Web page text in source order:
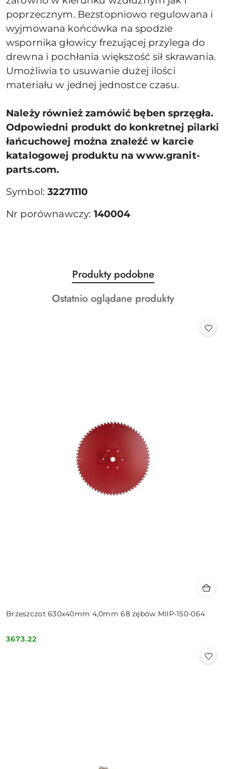
poprzecznym. Bezstopniowo regulowana i
wyjmowana końcówka na spodzie
wspornika głowicy frezującej przylega do
drewna i pochłania większość sił skrawania.
Umożliwia to usuwanie dużej ilości
materiału w jednej jednostce czasu.
Należy również zamówić bęben sprzęgła.
Odpowiedni produkt do konkretnej pilarki
łańcuchowej można znaleźć w karcie
katalogowej produktu na www.granit-
parts.com.
Symbol:32271110
Nr porównawczy: 140004
Pomiń karuzelę produktów
Produkty
o
statusie:
Produkty podobne
Produkty
Ostatnio oglądane produkty
Brzeszczot 630x40mm 4,0mm 68 zębów MIIP-150-064
Cena:
3673.22